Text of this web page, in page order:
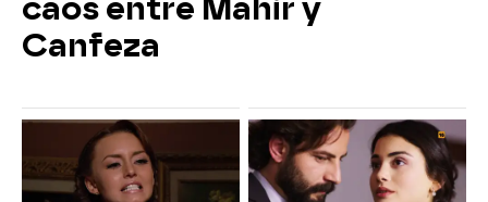
caos entre Mahir y
Canfeza